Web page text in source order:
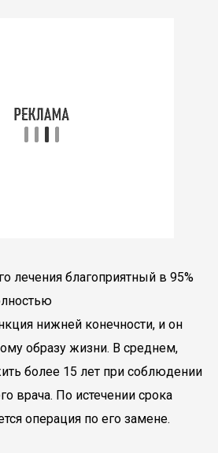
лечения благоприятный в 95%
нижней конечности, и он
образу жизни. В среднем,
более 15 лет при соблюдении
врача. По истечении срока
операция по его замене.